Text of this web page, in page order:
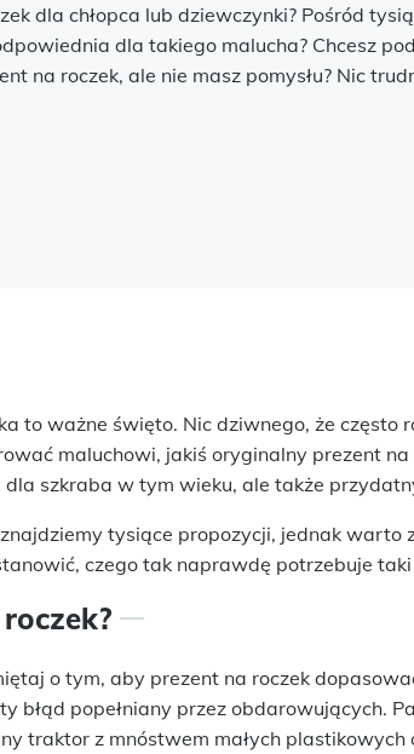
dla chłopca lub dziewczynki? Pośród
dla takiego malucha? Chcesz
na roczek, ale nie masz pomysłu? Nic
to ważne święto. Nic dziwnego, że często
maluchowi, jakiś oryginalny prezent na
szkraba w tym wieku, ale także
tysiące propozycji, jednak warto
czego tak naprawdę potrzebuje taki
o tym, aby prezent na roczek
błąd popełniany przez obdarowujących.
traktor z mnóstwem małych plastikowych